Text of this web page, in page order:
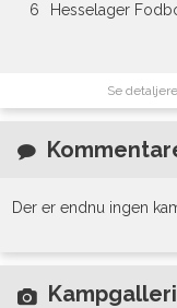
6 Hesselager
Se
Der er endnu ingen
Kampgalleri